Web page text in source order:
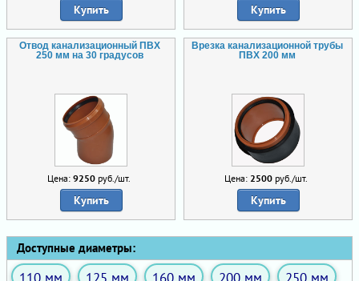
Купить Купить
Отвод канализационный ПВХ
250 мм на 30 градусов
Цена: 9250 руб./шт.
Купить
Врезка канализационной трубы
ПВХ 200 мм
Цена: 2500 руб./шт.
Купить
Доступные диаметры:
110 мм 125 мм 160 мм 200 мм
250 мм